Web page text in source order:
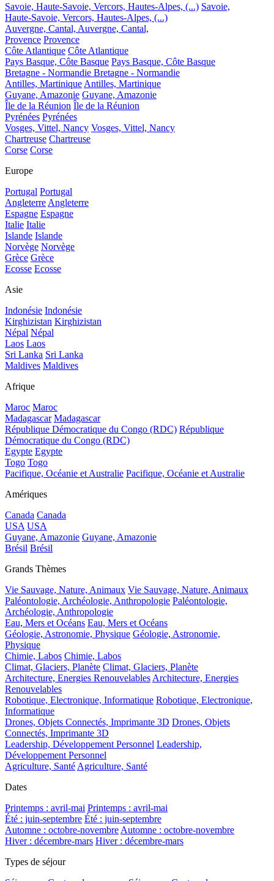
Savoie, Haute-Savoie, Vercors, Hautes-Alpes, (...) Savoie,
Haute-Savoie, Vercors, Hautes-Alpes, (...)
Auvergne, Cantal, Auvergne, Cantal,
Provence Provence
Côte Atlantique Côte Atlantique
Pays Basque, Côte Basque Pays Basque, Côte Basque
Bretagne - Normandie Bretagne - Normandie
Antilles, Martinique Antilles, Martinique
Guyane, Amazonie Guyane, Amazonie
Île de la Réunion Île de la Réunion
Pyrénées Pyrénées
Vosges, Vittel, Nancy Vosges, Vittel, Nancy
Chartreuse Chartreuse
Corse Corse
Europe
Portugal Portugal
Angleterre Angleterre
Espagne Espagne
Italie Italie
Islande Islande
Norvège Norvège
Grèce Grèce
Ecosse Ecosse
Asie
Indonésie Indonésie
Kirghizistan Kirghizistan
Népal Népal
Laos Laos
Sri Lanka Sri Lanka
Maldives Maldives
Afrique
Maroc Maroc
Madagascar Madagascar
République Démocratique du Congo (RDC) République
Démocratique du Congo (RDC)
Egypte Egypte
Togo Togo
Pacifique, Océanie et Australie Pacifique, Océanie et Australie
Amériques
Canada Canada
USA USA
Guyane, Amazonie Guyane, Amazonie
Brésil Brésil
Grands Thèmes
Vie Sauvage, Nature, Animaux Vie Sauvage, Nature, Animaux
Paléontologie, Archéologie, Anthropologie Paléontologie,
Archéologie, Anthropologie
Eau, Mers et Océans Eau, Mers et Océans
Géologie, Astronomie, Physique Géologie, Astronomie,
Physique
Chimie, Labos Chimie, Labos
Climat, Glaciers, Planète Climat, Glaciers, Planète
Architecture, Energies Renouvelables Architecture, Energies
Renouvelables
Robotique, Electronique, Informatique Robotique, Electronique,
Informatique
Drones, Objets Connectés, Imprimante 3D Drones, Objets
Connectés, Imprimante 3D
Leadership, Développement Personnel Leadership,
Développement Personnel
Agriculture, Santé Agriculture, Santé
Dates
Printemps : avril-mai Printemps : avril-mai
Été : juin-septembre Été : juin-septembre
Automne : octobre-novembre Automne : octobre-novembre
Hiver : décembre-mars Hiver : décembre-mars
Types de séjour